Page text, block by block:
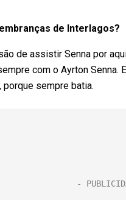
de Interlagos?
de assistir Senna por
com o Ayrton
porque sempre batia.